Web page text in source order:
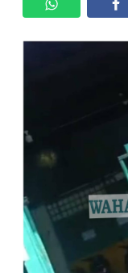
KHAS
PERISTIWA
INDEKS
BERITA